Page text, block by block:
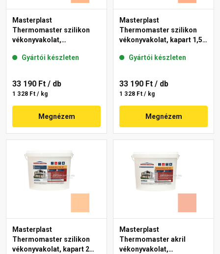
Masterplast
Thermomaster szilikon
vékonyvakolat,
10-C 25 kg
Gyártói készleten
33 190 Ft / db
1 328 Ft / kg
Megnézem
Masterplast
Thermomaster szilikon
vékonyvakolat, kapart 1,5
Gyártói készleten
33 190 Ft / db
1 328 Ft / kg
Megnézem
Masterplast
Thermomaster szilikon
vékonyvakolat, kapart 2
Masterplast
Thermomaster akril
vékonyvakolat,